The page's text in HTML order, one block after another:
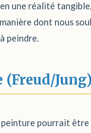
une réalité
dont nous
peindre.
Jung)
pourrait